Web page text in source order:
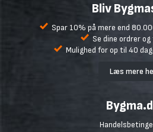
Bliv
Spar 10% på mere end
Se dine ordrer
Mulighed for op til 40
Læs mere